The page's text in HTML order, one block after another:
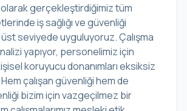
olarak gerçekleştirdiğimiz tüm
iş sağlığı ve güvenliği
üst seviyede uyguluyoruz. Çalışma
yapıyor, personelimiz için
koruyucu donanımları eksiksiz
çalışan güvenliği hem de
bizim için vazgeçilmez bir